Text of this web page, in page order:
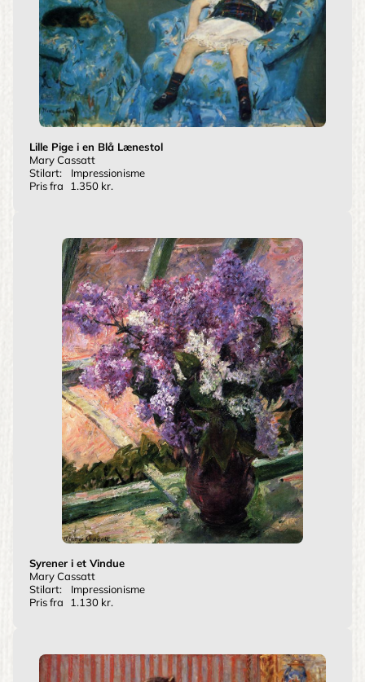
Lille Pige i en Blå Lænestol
Mary Cassatt
Stilart:
Impressionisme
Pris fra
1.350 kr.
Syrener i et Vindue
Mary Cassatt
Stilart:
Impressionisme
Pris fra
1.130 kr.